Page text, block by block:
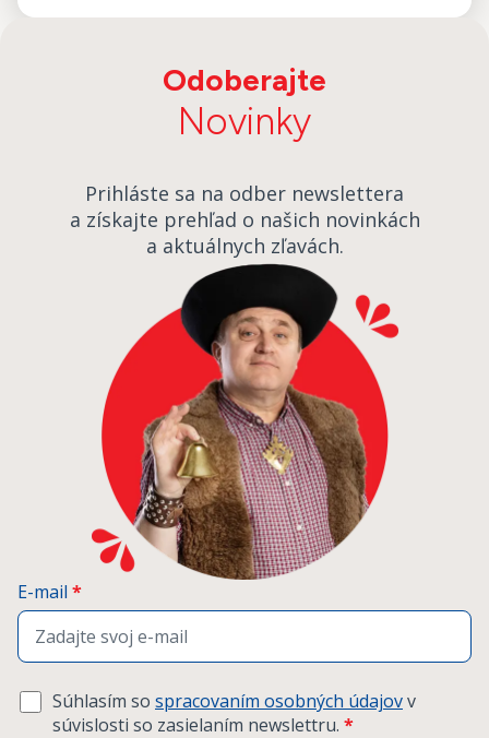
Odoberajte
Novinky
Prihláste sa na odber newslettera
a získajte prehľad o našich novinkách
a aktuálnych zľavách.
E-mail *
Súhlasím so spracovaním osobných údajovv
súvislosti so zasielaním newslettru. *